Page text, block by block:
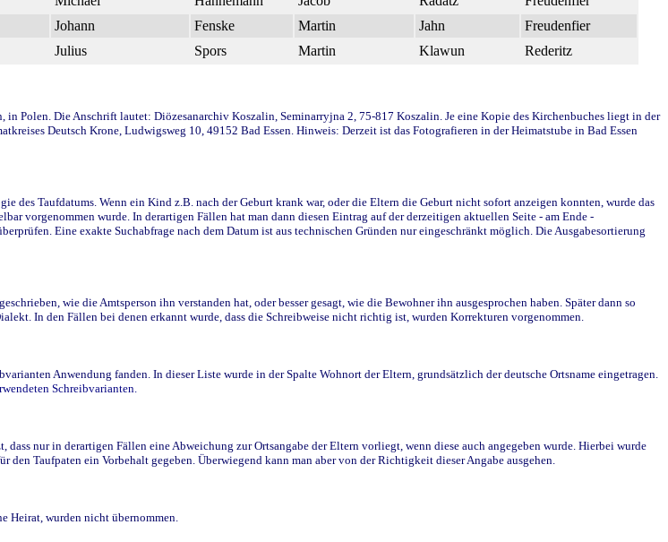
Johann Fenske Martin Jahn
Freudenfier
Julius Spors Martin Klawun Rederitz
Polen. Die Anschrift lautet: Diözesanarchiv Koszalin, Seminarryjna 2, 75-817 Koszalin. Je eine Kopie des Kirchenbuches liegt in der
Deutsch Krone, Ludwigsweg 10, 49152 Bad Essen. Hinweis: Derzeit ist das Fotografieren in der Heimatstube in Bad Essen
Taufdatums. Wenn ein Kind z.B. nach der Geburt krank war, oder die Eltern die Geburt nicht sofort anzeigen konnten, wurde das
vorgenommen wurde. In derartigen Fällen hat man dann diesen Eintrag auf der derzeitigen aktuellen Seite - am Ende -
Eine exakte Suchabfrage nach dem Datum ist aus technischen Gründen nur eingeschränkt möglich. Die Ausgabesortierung
wie die Amtsperson ihn verstanden hat, oder besser gesagt, wie die Bewohner ihn ausgesprochen haben. Später dann so
In den Fällen bei denen erkannt wurde, dass die Schreibweise nicht richtig ist, wurden Korrekturen vorgenommen.
Anwendung fanden. In dieser Liste wurde in der Spalte Wohnort der Eltern, grundsätzlich der deutsche Ortsname eingetragen.
Schreibvarianten.
nur in derartigen Fällen eine Abweichung zur Ortsangabe der Eltern vorliegt, wenn diese auch angegeben wurde. Hierbei wurde
Taufpaten ein Vorbehalt gegeben. Überwiegend kann man aber von der Richtigkeit dieser Angabe ausgehen.
Heirat, wurden nicht übernommen.